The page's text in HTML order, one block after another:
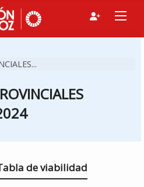
en
de viabilidad